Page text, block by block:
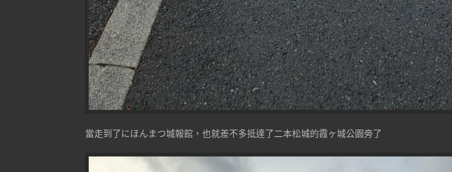
當走到了にほんまつ城報館，也就差不多抵達了二本松城的霞ヶ城公園旁了